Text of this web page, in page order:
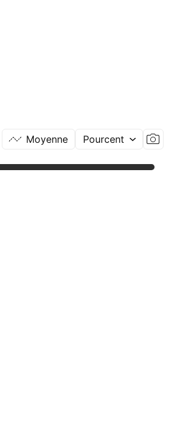
Moyenne Pourcent